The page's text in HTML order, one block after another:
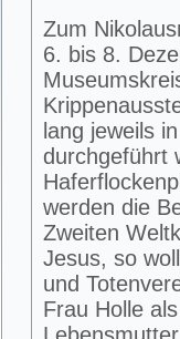
Zum
6. bis 8.
lang jeweils
durchgeführt
werden die
Zweiten
Jesus, so
und
Frau Holle